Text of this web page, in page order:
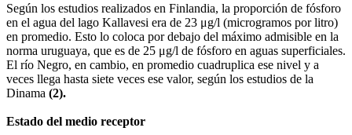
Según los estudios realizados en Finlandia, la proporción de fósforo
en el agua del lago Kallavesi era de 23 μg/l (microgramos por litro)
en promedio. Esto lo coloca por debajo del máximo admisible en la
norma uruguaya, que es de 25 μg/l de fósforo en aguas superficiales.
El río Negro, en cambio, en promedio cuadruplica ese nivel y a
veces llega hasta siete veces ese valor, según los estudios de la
Dinama (2).
Estado del medio receptor